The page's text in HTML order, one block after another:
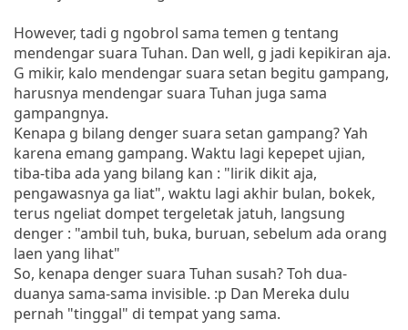
However, tadi g ngobrol sama temen g tentang
mendengar suara Tuhan. Dan well, g jadi kepikiran aja.
G mikir, kalo mendengar suara setan begitu gampang,
harusnya mendengar suara Tuhan juga sama
gampangnya.
Kenapa g bilang denger suara setan gampang? Yah
karena emang gampang. Waktu lagi kepepet ujian,
tiba-tiba ada yang bilang kan : "lirik dikit aja,
pengawasnya ga liat", waktu lagi akhir bulan, bokek,
terus ngeliat dompet tergeletak jatuh, langsung
denger : "ambil tuh, buka, buruan, sebelum ada orang
laen yang lihat"
So, kenapa denger suara Tuhan susah? Toh dua-
duanya sama-sama invisible. :p Dan Mereka dulu
pernah "tinggal" di tempat yang sama.